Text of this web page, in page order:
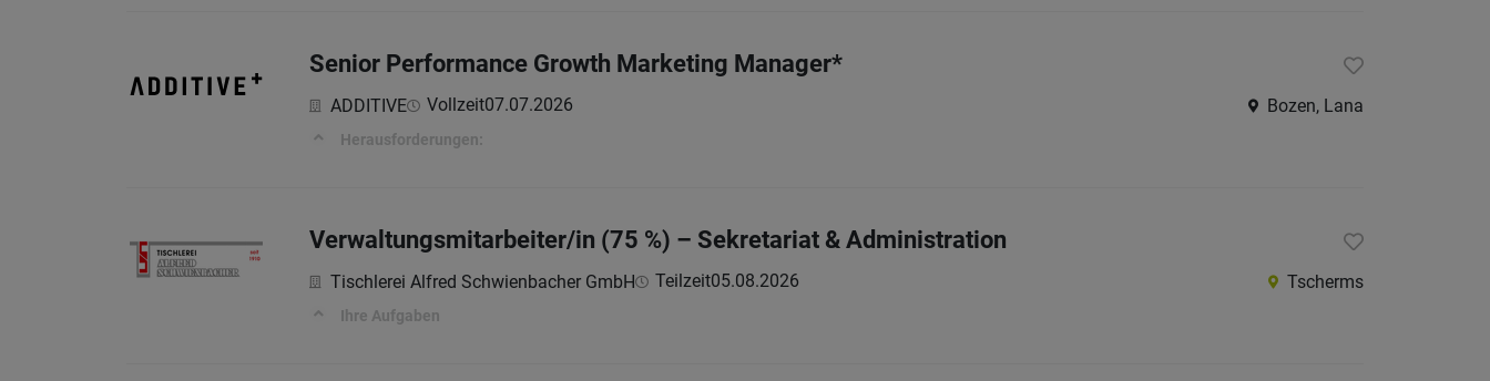
Senior Performance Growth Marketing Manager*
ADDITIVE Vollzeit07.07.2026 Bozen, Lana
Herausforderungen:
Verwaltungsmitarbeiter/in (75 %) – Sekretariat & Administration
Tischlerei Alfred Schwienbacher GmbH Teilzeit05.08.2026 Tscherms
Ihre Aufgaben